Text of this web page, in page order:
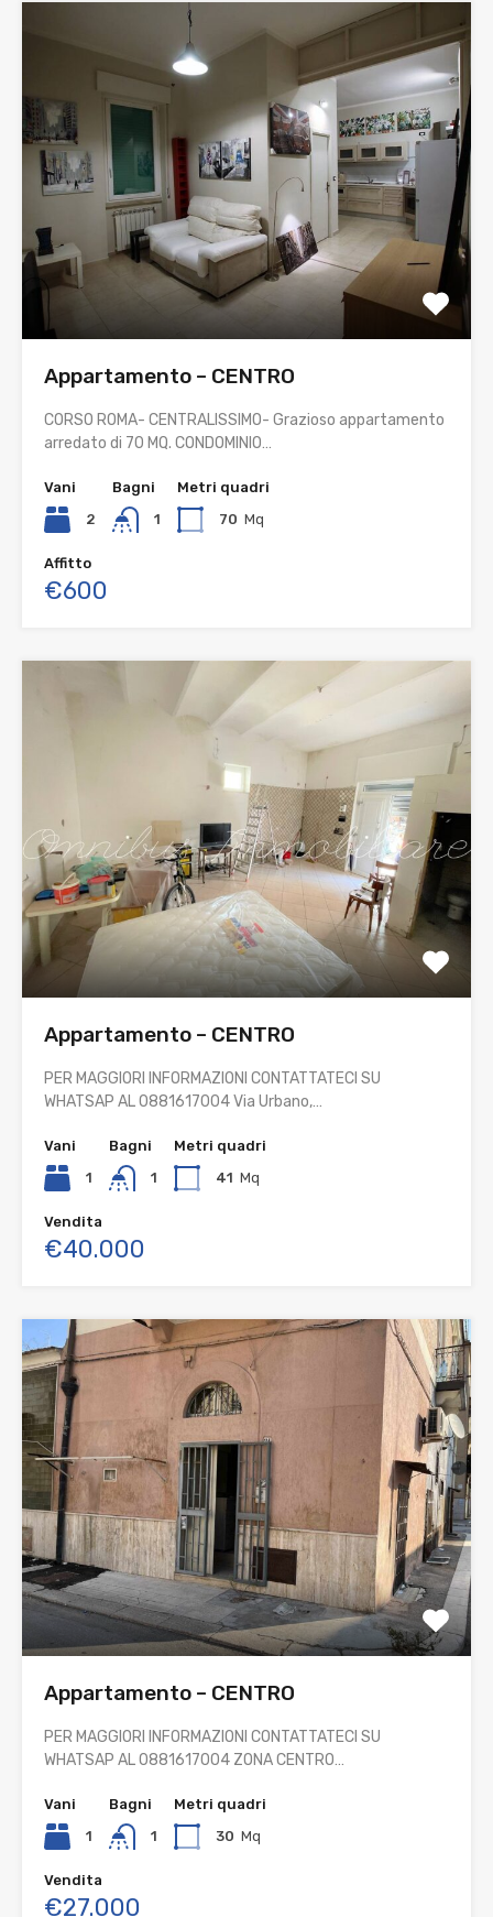
Appartamento – CENTRO
CORSO ROMA- CENTRALISSIMO- Grazioso appartamento
arredato di 70 MQ. CONDOMINIO…
Vani
2
Bagni
1
Metri quadri
70 Mq
Affitto
€600
Appartamento – CENTRO
PER MAGGIORI INFORMAZIONI CONTATTATECI SU
WHATSAP AL 0881617004 Via Urbano,…
Vani
1
Bagni
1
Metri quadri
41 Mq
Vendita
€40.000
Appartamento – CENTRO
PER MAGGIORI INFORMAZIONI CONTATTATECI SU
WHATSAP AL 0881617004 ZONA CENTRO…
Vani
1
Bagni
1
Metri quadri
30 Mq
Vendita
€27.000